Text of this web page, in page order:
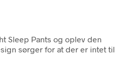
Sleep Pants og oplev den
sørger for at der er intet til